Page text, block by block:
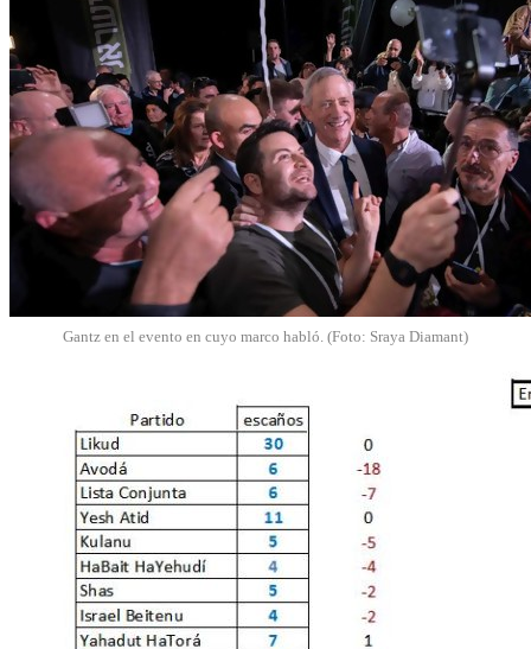
Gantz en el evento en cuyo marco habló. (Foto: Sraya Diamant)